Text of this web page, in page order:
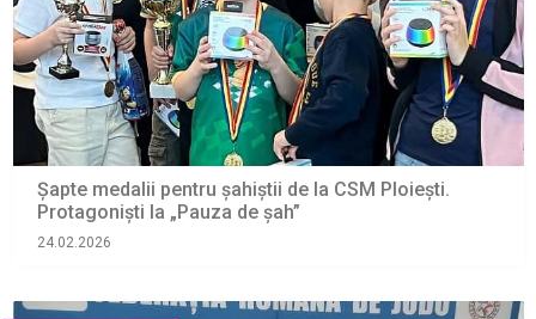
Șapte medalii pentru șahiștii de la CSM Ploiești.
Protagoniști la „Pauza de şah”
24.02.2026